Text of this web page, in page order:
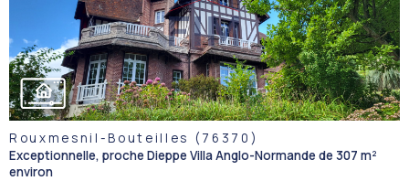
VOIR LE
BIEN
Rouxmesnil-Bouteilles (76370)
Exceptionnelle, proche Dieppe Villa Anglo-Normande de 307 m²
environ